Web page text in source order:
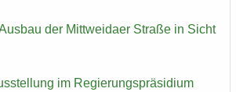
der Mitt­wei­da­er Stra­ße in Sicht
im Re­gie­rungs­prä­si­di­um